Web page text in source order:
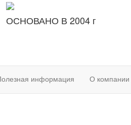
ОСНОВАНО В 2004 г
информация О компании